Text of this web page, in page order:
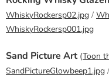
WhiskyRockersp02.jpg /
WhiskyRockersp001.jpg
Sand Picture Art (Toon
SandPictureGlowbeep1.jpg /